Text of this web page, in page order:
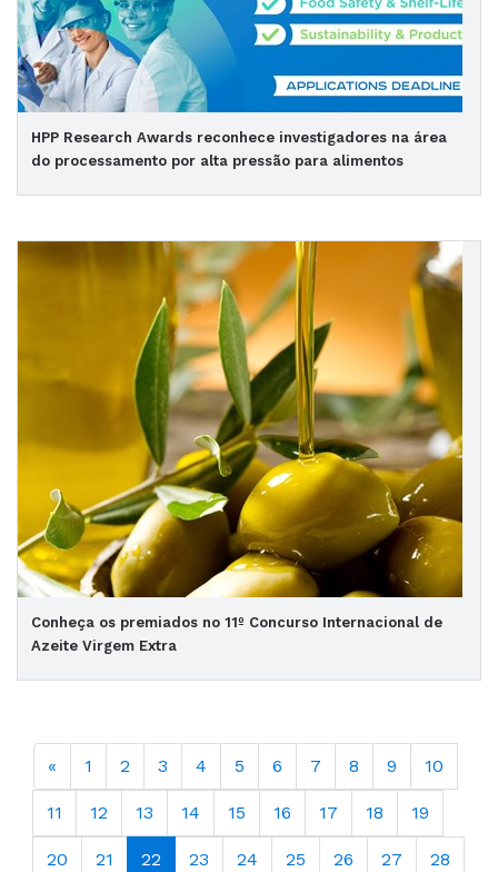
HPP Research Awards reconhece investigadores na área
do processamento por alta pressão para alimentos
Conheça os premiados no 11º Concurso Internacional de
Azeite Virgem Extra
« 1 2 3 4 5 6 7 8 9 10
11 12 13 14 15 16 17 18 19
20 21 22 23 24 25 26 27 28